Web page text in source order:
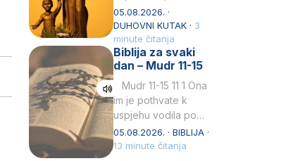
su pradjedovi
odlučili, svečano
izjavili i službeno
proglasili da Ti, brižni
Poočime Isusov,…
05.08.2026. ·
DUHOVNI KUTAK · 3
minute čitanja
Biblija za svaki
dan – Mudr 11-15
Mudr 11-15 11 1 Ona
im je pothvate k
uspjehu vodila po
ruci proroka svetog2
kad su prohodili
05.08.2026. · BIBLIJA ·
13 minute čitanja